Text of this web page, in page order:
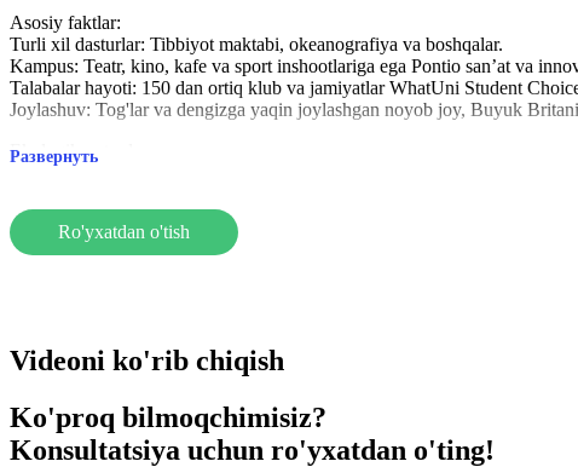
Asosiy faktlar:
Turli xil dasturlar: Tibbiyot maktabi, okeanografiya va boshqalar.
Kampus: Teatr, kino, kafe va sport inshootlariga ega Pontio sanʼat va
Talabalar hayoti: 150 dan ortiq klub va jamiyatlar WhatUni Student
Joylashuv: Tog'lar va dengizga yaqin joylashgan noyob joy, Buyuk
Ekologik yutuqlar:
Bangor dunyodagi eng yashil universitetlardan biri sifatida tanilgan va
Karyera va bandlik:
Universitet o'z talabalariga martaba yo'llarini qurishda, murabbiylar bilan
Развернуть
Ro'yxatdan o'tish
Videoni ko'rib chiqish
Ko'proq bilmoqchimisiz?
Konsultatsiya uchun ro'yxatdan o'ting!